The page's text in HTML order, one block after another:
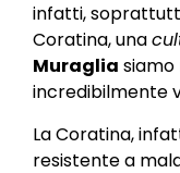
infatti,
Coratina, una
Muraglia
incredibilmente
La Coratina,
resistente a